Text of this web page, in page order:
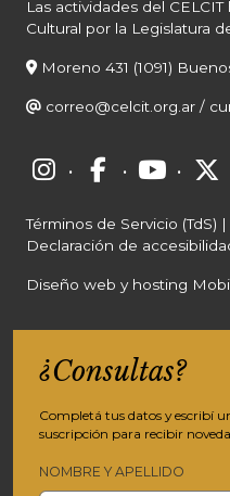
Las actividades del
Cultural por la Legislatura
Moreno 431 (1091)
correo@celcit.org.ar /
· · ·
Términos de Servicio (TdS) |
Declaración de
Diseño web y hosting
¿Consultas?
Completá tus datos y escribí
suscripción para recibir
NOMBRE Y APELLIDO